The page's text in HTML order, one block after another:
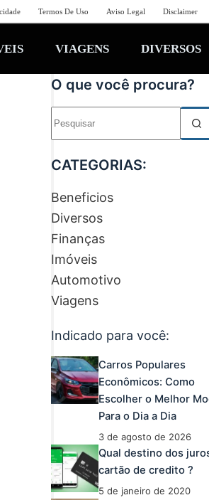
Termos De Uso Aviso Legal Disclaimer
VIAGENS DIVERSOS
O que você procura?
Sem
resultados
CATEGORIAS:
Beneficios
Diversos
Finanças
Imóveis
Automotivo
Viagens
Indicado para você:
Carros Populares
Econômicos: Como
Escolher o Melhor
Para o Dia a Dia
3 de agosto de 2026
Qual destino dos
cartão de credito ?
5 de janeiro de 2020